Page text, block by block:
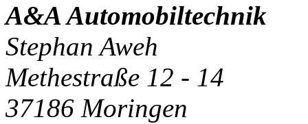
A&A Automobiltechnik
Stephan Aweh
Methestraße 12 - 14
37186 Moringen